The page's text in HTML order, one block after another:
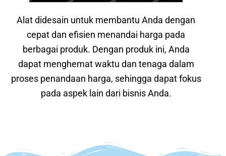
Alat didesain untuk membantu Anda dengan
cepat dan efisien menandai harga pada
berbagai produk. Dengan produk ini, Anda
dapat menghemat waktu dan tenaga dalam
proses penandaan harga, sehingga dapat fokus
pada aspek lain dari bisnis Anda.